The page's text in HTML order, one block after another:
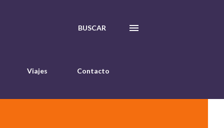
BUSCAR
Viajes Contacto